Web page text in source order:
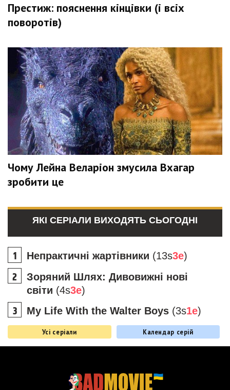
Престиж: пояснення кінцівки (і всіх
поворотів)
Чому Лейна Веларіон змусила Вхагар
зробити це
ЯКІ СЕРІАЛИ ВИХОДЯТЬ СЬОГОДНІ
Непрактичні жартівники (13s3e)
Зоряний Шлях: Дивовижні нові
світи (4s3e)
My Life With the Walter Boys (3s1e)
Усі серіали Календар серій